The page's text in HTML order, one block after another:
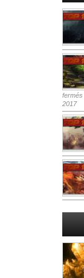
fermés
2017